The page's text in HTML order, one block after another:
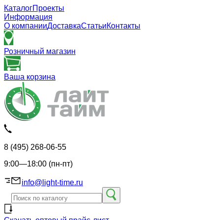
КаталогПроекты
Информация
О компанииДоставкаСтатьиКонтакты
Розничный магазин
Ваша корзина
8 (495) 268-06-55
9:00—18:00 (пн-пт)
info@light-time.ru